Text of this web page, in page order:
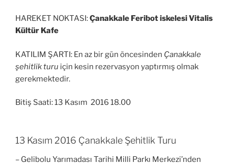
HAREKET NOKTASI:Çanakkale Feribot iskelesi Vitalis
Kültür Kafe
KATILIM ŞARTI: En az bir gün öncesinden Çanakkale
şehitlik turu için kesin rezervasyon yaptırmış olmak
gerekmektedir.
Bitiş Saati: 13 Kasım 2016 18.00
13 Kasım 2016 Çanakkale Şehitlik Turu
– Gelibolu Yarımadası Tarihi Milli Parkı Merkezi’nden